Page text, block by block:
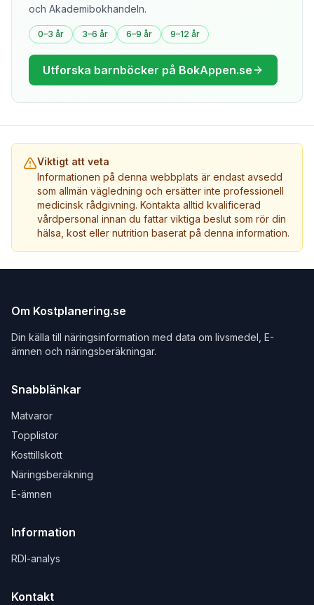
och Akademibokhandeln.
0–3 år 3–6 år 6–9 år 9–12 år
Utforska barnböcker på BokAppen.se
Viktigt att veta
Informationen på denna webbplats är endast avsedd
som allmän vägledning och ersätter inte professionell
medicinsk rådgivning. Kontakta alltid kvalificerad
vårdpersonal innan du fattar viktiga beslut som rör din
hälsa, kost eller nutrition baserat på denna information.
Om Kostplanering.se
Din källa till näringsinformation med data om livsmedel, E-
ämnen och näringsberäkningar.
Snabblänkar
Matvaror
Topplistor
Kosttillskott
Näringsberäkning
E-ämnen
Information
RDI-analys
Kontakt